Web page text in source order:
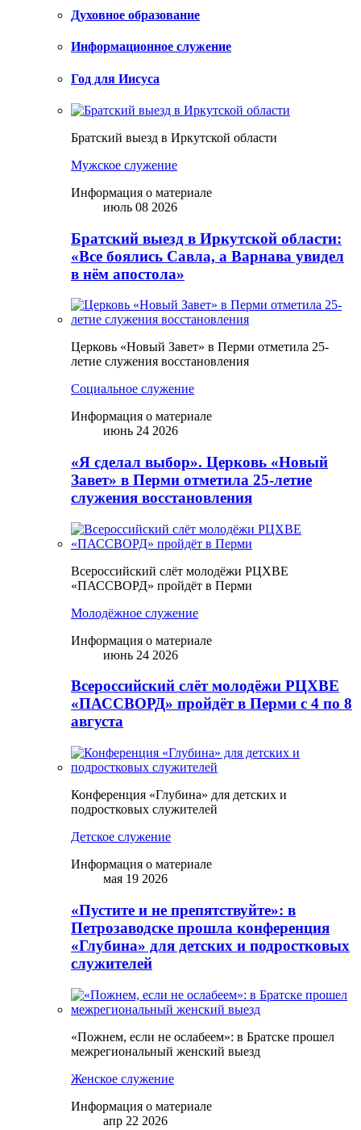
Духовное образование
Информационное служение
Год для Иисуса
Братский выезд в Иркутской области
Мужское служение
Информация о материале
июль 08 2026
Братский выезд в Иркутской области:
«Все боялись Савла, а Варнава увидел
в нём апостола»
Церковь «Новый Завет» в Перми отметила 25-
летие служения восстановления
Социальное служение
Информация о материале
июнь 24 2026
«Я сделал выбор». Церковь «Новый
Завет» в Перми отметила 25-летие
служения восстановления
Всероссийский слёт молодёжи РЦХВЕ
«ПАССВОРД» пройдёт в Перми
Молодёжное служение
Информация о материале
июнь 24 2026
Всероссийский слёт молодёжи РЦХВЕ
«ПАССВОРД» пройдёт в Перми с 4 по 8
августа
Конференция «Глубина» для детских и
подростковых служителей
Детское служение
Информация о материале
мая 19 2026
«Пустите и не препятствуйте»: в
Петрозаводске прошла конференция
«Глубина» для детских и подростковых
служителей
«Пожнем, если не ослабеем»: в Братске прошел
межрегиональный женский выезд
Женское служение
Информация о материале
апр 22 2026